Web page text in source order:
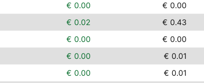
€ 0.00 € 0.00
€ 0.02 € 0.43
€ 0.00 € 0.00
€ 0.00 € 0.01
€ 0.00 € 0.01